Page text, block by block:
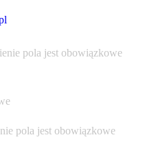
pola jest obowiązkowe
pola jest obowiązkowe